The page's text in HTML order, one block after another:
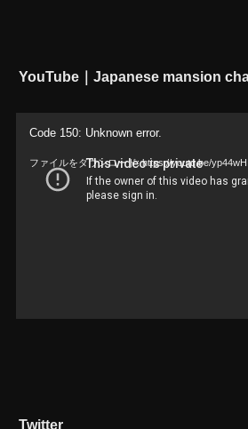
YouTube｜Japanese mansion
Code 150: Unknown error.
ファイルをダウンロード: https://youtu.be/
Twitter